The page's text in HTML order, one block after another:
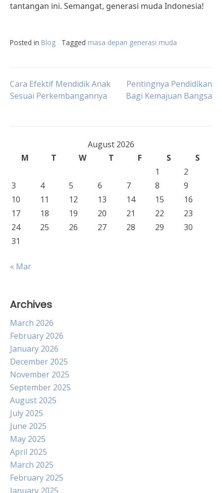
tantangan ini. Semangat, generasi muda Indonesia!
Posted in Blog Tagged masa depan generasi muda
Post
Cara Efektif Mendidik Anak
Sesuai Perkembangannya
Pentingnya Pendidikan
Bagi Kemajuan Bangsa
August 2026
M
T W T F S
S
1
2
3
4 5 6 7 8
9
10
11 12 13 14 15
16
17
18 19 20 21 22
23
24
25 26 27 28 29
30
31
« Mar
Archives
March 2026
February 2026
January 2026
December 2025
November 2025
September 2025
August 2025
July 2025
June 2025
May 2025
April 2025
March 2025
February 2025
January 2025